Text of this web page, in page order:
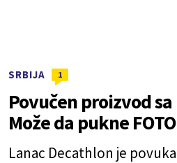
SRBIJA 1
Povučen proizvod
Može da pukne FOTO
Lanac Decathlon je